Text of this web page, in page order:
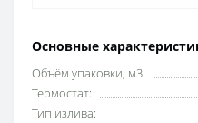
Основные
Объём упаковки, м3:
Термостат:
Тип излива: